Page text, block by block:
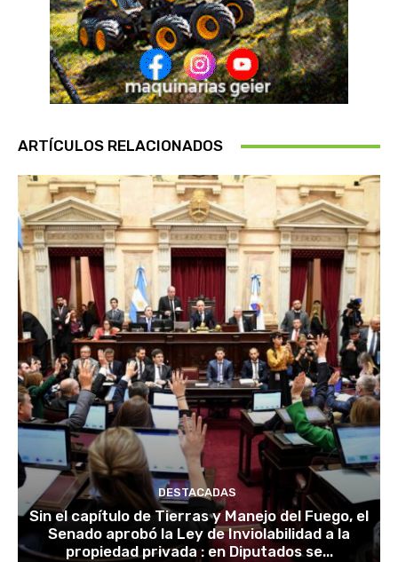
ARTÍCULOS RELACIONADOS
DESTACADAS
Sin el capítulo de Tierras y Manejo del Fuego, el
Senado aprobó la Ley de Inviolabilidad a la
propiedad privada : en Diputados se...